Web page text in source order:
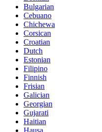
Bulgarian
Cebuano
Chichewa
Corsican
Croatian
Dutch
Estonian
Filipino
Finnish
Frisian
Galician
Georgian
Gujarati
Haitian
Hausa